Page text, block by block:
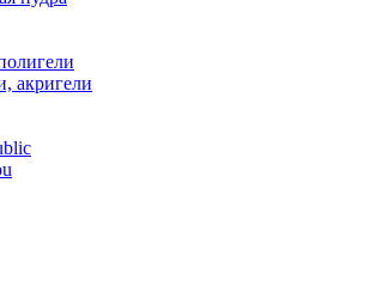
акригели